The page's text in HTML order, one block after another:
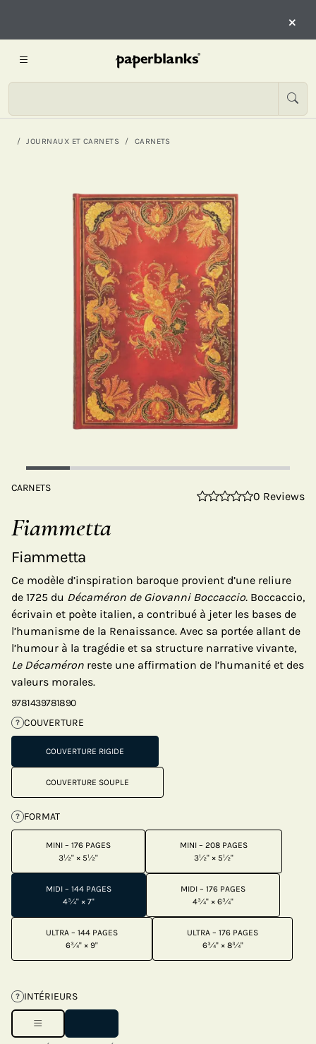
×
JOURNAUX ET CARNETS CARNETS
CARNETS
0 Reviews
Fiammetta
Fiammetta
Ce modèle d’inspiration baroque provient d’une reliure
de 1725 du Décaméron de Giovanni Boccaccio. Boccaccio,
écrivain et poète italien, a contribué à jeter les bases de
l’humanisme de la Renaissance. Avec sa portée allant de
l’humour à la tragédie et sa structure narrative vivante,
Le Décaméron reste une affirmation de l’humanité et des
valeurs morales.
9781439781890
? COUVERTURE
COUVERTURE RIGIDE
COUVERTURE SOUPLE
? FORMAT
MINI – 176 PAGES
3½" × 5½"
MINI – 208 PAGES
3½" × 5½"
MIDI – 144 PAGES
4¾" × 7"
MIDI – 176 PAGES
4¾" × 6¾"
ULTRA – 144 PAGES
6¾" × 9"
ULTRA – 176 PAGES
6¾" × 8¾"
? INTÉRIEURS